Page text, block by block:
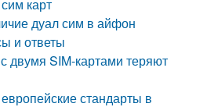
карт
дуал сим в айфон
и ответы
двумя SIM-картами теряют
стандарты в